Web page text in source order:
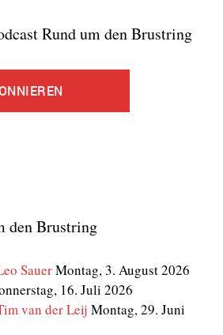
Rund um den Brustring
den Brustring
SauerMontag, 3. August 2026
16. Juli 2026
van der Leij Montag, 29. Juni